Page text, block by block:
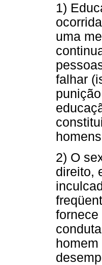
1)
uma
falhar
2) O
direito,
fornece